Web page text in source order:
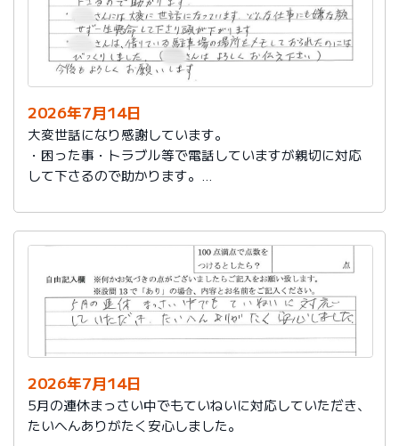
2026年7月14日
大変世話になり感謝しています。
・困った事・トラブル等で電話していますが親切に対応
して下さるので助かります。
にも嫌な顔せず一生懸命して下さり頭が下がります。
・社員さんは、借りている駐車場の場所をメモしておら
れたのにはびっくりしました。（社員さんはよろしくお
伝え下さい）
今後もよろしくお願いします。
2026年7月14日
5月の連休まっさい中でもていねいに対応していただき、
たいへんありがたく安心しました。